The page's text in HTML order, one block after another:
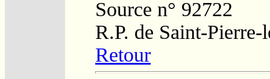
Source n° 92722
R.P. de Saint-
Retour